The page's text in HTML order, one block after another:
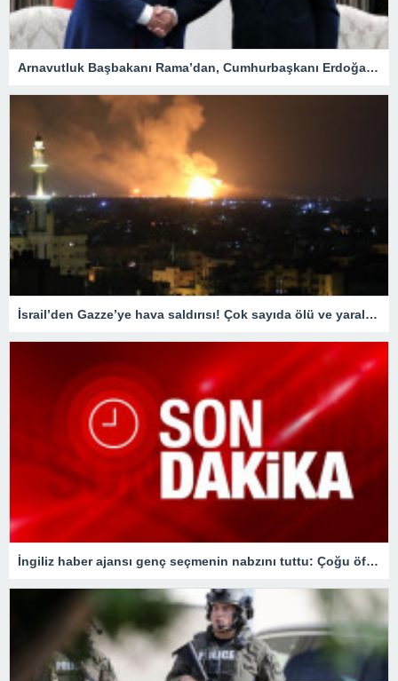
Arnavutluk Başbakanı Rama’dan, Cumhurbaşkanı Erdoğan’a destek mesajı
İsrail’den Gazze’ye hava saldırısı! Çok sayıda ölü ve yaralı var
İngiliz haber ajansı genç seçmenin nabzını tuttu: Çoğu öfkesini dindirmek için sandığa gidiyor